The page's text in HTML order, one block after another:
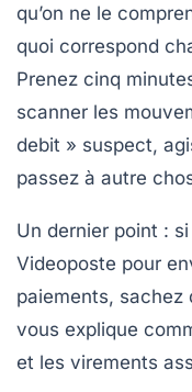
qu’on ne le
quoi correspond
Prenez cinq
scanner les
debit » suspect,
passez à autre
Un dernier point :
Videoposte pour
paiements, sachez
vous explique
et les virements